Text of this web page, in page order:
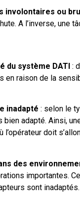
involontaires ou
A l’inverse, une
du système DATI :
en raison de la
inadapté : selon le
bien adapté. Ainsi,
l’opérateur doit
des
importantes.
sont inadaptés.